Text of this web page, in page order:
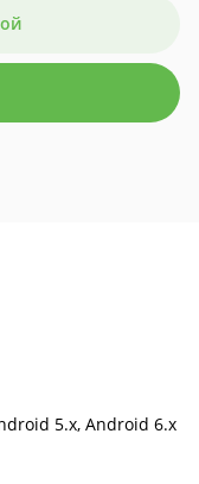
5.x, Android 6.x